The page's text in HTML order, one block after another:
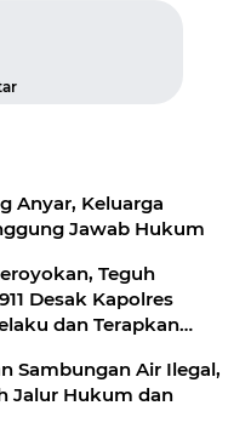
Anyar, Keluarga
Jawab Hukum
Teguh
Desak Kapolres
dan Terapkan
Sambungan Air Ilegal,
Jalur Hukum dan